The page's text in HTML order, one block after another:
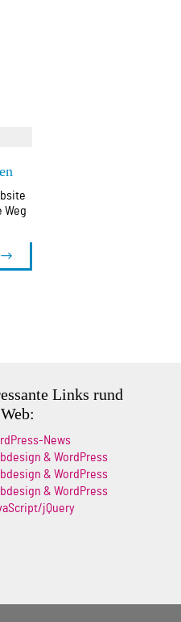
Weg
Links rund
News
& WordPress
& WordPress
& WordPress
jQuery